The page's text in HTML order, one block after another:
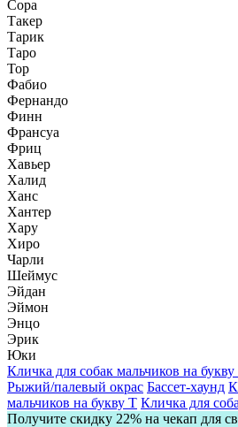
Сора
Такер
Тарик
Таро
Тор
Фабио
Фернандо
Финн
Франсуа
Фриц
Хавьер
Халид
Ханс
Хантер
Хару
Хиро
Чарли
Шеймус
Эйдан
Эймон
Энцо
Эрик
Юки
Кличка для собак мальчиков на
Рыжий/палевый окрас Бассет-хаунд
мальчиков на букву Т Кличка для
Получите скидку 22% на чекап для